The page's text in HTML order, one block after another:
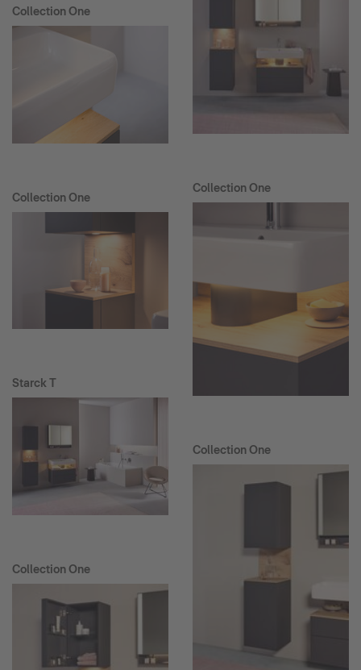
Collection One
Collection One
Starck T
Collection One
Collection One
Collection One